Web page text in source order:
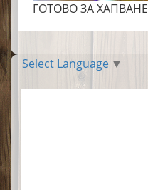
ГОТОВО ЗА ХАПВАНЕ
Select Language ▼